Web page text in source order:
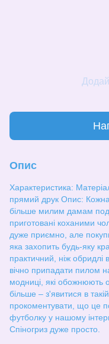
Опис
Характеристика:
прямий друк Опис:
більше милим дамам
приготовані коханими
дуже приємно, але
яка захопить будь-яку
практичний, ніж обридлі
вічно припадати пилом
модниці, які обожнюють
більше – з'явитися в
прокоментувати, що це
футболку у нашому
Спіногриз дуже просто.